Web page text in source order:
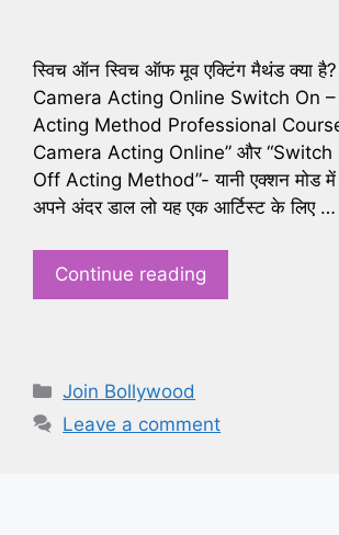
स्विच ऑन स्विच ऑफ मूव एक्टिंग मैथंड क्या
Camera Acting Online Switch On
Acting Method Professional
Camera Acting Online” और “Switch
Off Acting Method”- यानी एक्शन मोड में
अपने अंदर डाल लो यह एक आर्टिस्ट के लिए …
Continue reading
Categories
Join Bollywood
Leave a comment